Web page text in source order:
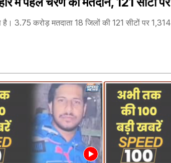
3.75 करोड़ मतदाता 18 जिलों की 121 सीटों पर 1,314